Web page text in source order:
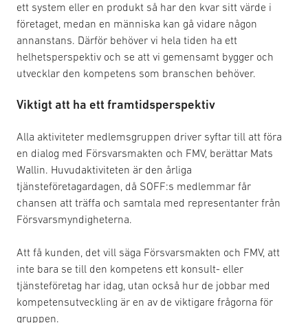
ett system eller en produkt så har den kvar sitt värde i
företaget, medan en människa kan gå vidare någon
annanstans. Därför behöver vi hela tiden ha ett
helhetsperspektiv och se att vi gemensamt bygger och
utvecklar den kompetens som branschen behöver.
Viktigt att ha ett framtidsperspektiv
Alla aktiviteter medlemsgruppen driver syftar till att föra
en dialog med Försvarsmakten och FMV, berättar Mats
Wallin. Huvudaktiviteten är den årliga
tjänsteföretagardagen, då SOFF:s medlemmar får
chansen att träffa och samtala med representanter från
Försvarsmyndigheterna.
Att få kunden, det vill säga Försvarsmakten och FMV, att
inte bara se till den kompetens ett konsult- eller
tjänsteföretag har idag, utan också hur de jobbar med
kompetensutveckling är en av de viktigare frågorna för
gruppen.